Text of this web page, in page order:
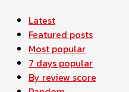
Latest
Featured posts
Most popular
7 days popular
By review score